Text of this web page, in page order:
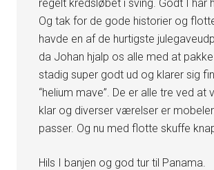
regelt kredsløbet i sving. Godt I har
Og tak for de gode historier og
havde en af de hurtigste
da Johan hjalp os alle med at
stadig super godt ud og klarer sig
“helium mave”. De er alle tre ved at
klar og diverser værelser er
passer. Og nu med flotte skuffe
Hils I banjen og god tur til Panama.